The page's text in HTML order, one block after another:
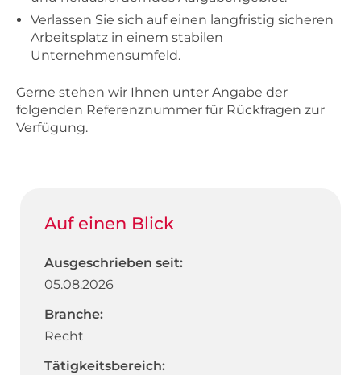
Verlassen Sie sich auf einen langfristig sicheren
Arbeitsplatz in einem stabilen
Unternehmensumfeld.
Gerne stehen wir Ihnen unter Angabe der
folgenden Referenznummer für Rückfragen zur
Verfügung.
Auf einen Blick
Ausgeschrieben seit:
05.08.2026
Branche:
Recht
Tätigkeitsbereich: